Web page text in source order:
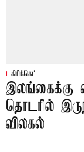
கிரிக்கெட்
இலங்கைக்கு
தொடரில்
விலகல்